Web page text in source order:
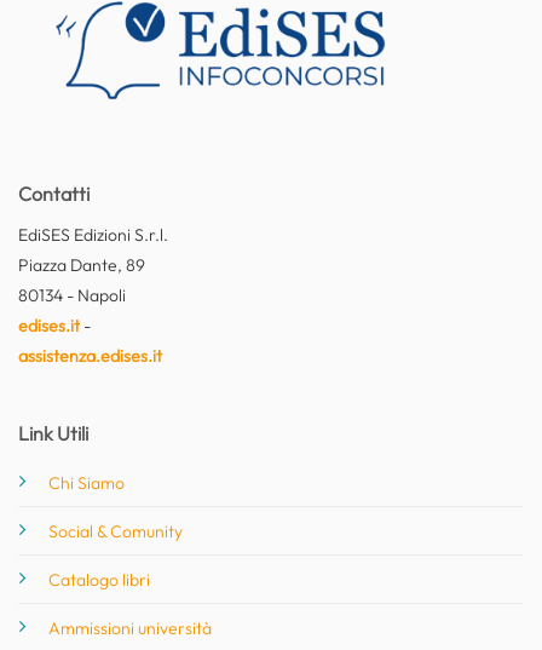
Contatti
EdiSES Edizioni S.r.l.
Piazza Dante, 89
80134 - Napoli
edises.it-
assistenza.edises.it
Link Utili
Chi Siamo
Social & Comunity
Catalogo libri
Ammissioni università